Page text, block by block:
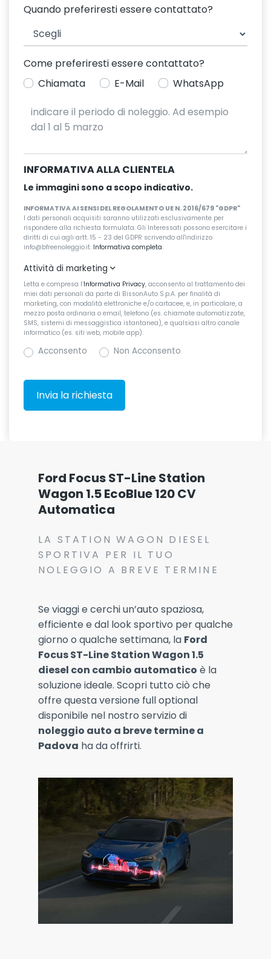
Quando preferiresti essere contattato?
Come preferiresti essere contattato?
Chiamata
E-Mail WhatsApp
INFORMATIVA ALLA CLIENTELA
Le immagini sono a scopo indicativo.
INFORMATIVA AI SENSI DEL REGOLAMENTO UE N. 2016/679 "GDPR"
I dati personali acquisiti saranno utilizzati esclusivamente per
rispondere alla richiesta formulata. Gli Interessati possono esercitare i
diritti di cui agli artt. 15 - 23 del GDPR scrivendo all'indirizzo
info@bfreenoleggio.it. Informativa completa.
Attività di marketing
Letta e compresa l’Informativa Privacy, acconsento al trattamento dei
miei dati personali da parte di BissonAuto S.p.A. per finalità di
marketing, con modalità elettroniche e/o cartacee, e, in particolare, a
mezzo posta ordinaria o email, telefono (es. chiamate automatizzate,
SMS, sistemi di messaggistica istantanea), e qualsiasi altro canale
informatico (es. siti web, mobile app).
Acconsento Non Acconsento
Ford Focus ST-Line Station
Wagon 1.5 EcoBlue 120 CV
Automatica
LA STATION WAGON DIESEL
SPORTIVA PER IL TUO
NOLEGGIO A BREVE TERMINE
Se viaggi e cerchi un’auto spaziosa,
efficiente e dal look sportivo per qualche
giorno o qualche settimana, la Ford
Focus ST-Line Station Wagon 1.5
diesel con cambio automatico è la
soluzione ideale. Scopri tutto ciò che
offre questa versione full optional
disponibile nel nostro servizio di
noleggio auto a breve termine a
Padova ha da offrirti.